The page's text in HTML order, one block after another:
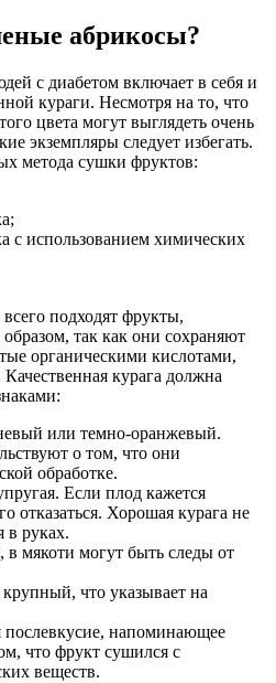
абрикосы?
с диабетом включает в себя и
кураги. Несмотря на то, что
цвета могут выглядеть очень
экземпляры следует избегать.
метода сушки фруктов:
с использованием химических
подходят фрукты,
так как они сохраняют
органическими кислотами,
курага должна
или темно-оранжевый.
о том, что они
обработке.
Если плод кажется
отказаться. Хорошая курага не
в руках.
мякоти могут быть следы от
что указывает на
послевкусие, напоминающее
что фрукт сушился с
веществ.